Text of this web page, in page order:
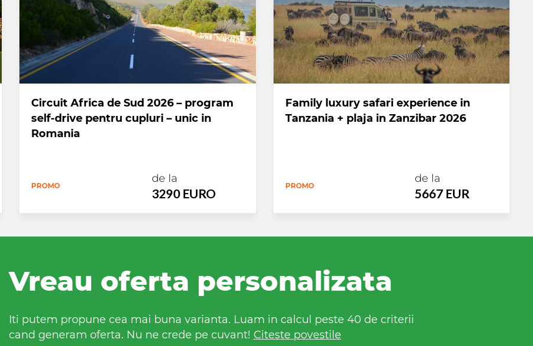
Circuit Africa de Sud 2026 – program
self-drive pentru cupluri – unic in
Romania
PROMO
de la
3290 EURO
Family luxury safari experience in
Tanzania + plaja in Zanzibar 2026
PROMO
de la
5667 EUR
Vreau oferta personalizata
Iti putem propune cea mai buna varianta. Luam in calcul peste 40 de criterii
cand generam oferta. Nu ne crede pe cuvant! Citeste povestile